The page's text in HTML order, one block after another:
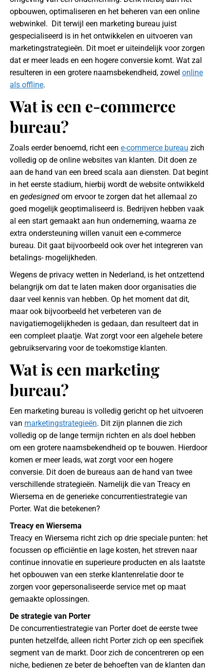
opbouwen, optimaliseren en het beheren van een online
webwinkel. Dit terwijl een marketing bureau juist
gespecialiseerd is in het ontwikkelen en uitvoeren van
marketingstrategieën. Dit moet er uiteindelijk voor zorgen
dat er meer leads en een hogere conversie komt. Wat zal
resulteren in een grotere naamsbekendheid, zowel online
als offline.
Wat is een e-commerce
bureau?
Zoals eerder benoemd, richt een e-commerce bureau zich
volledig op de online websites van klanten. Dit doen ze
aan de hand van een breed scala aan diensten. Dat begint
in het eerste stadium, hierbij wordt de website ontwikkeld
en gedesigned om ervoor te zorgen dat het allemaal zo
goed mogelijk geoptimaliseerd is. Bedrijven hebben vaak
al een start gemaakt aan hun onderneming, waarna ze
extra ondersteuning willen vanuit een e-commerce
bureau. Dit gaat bijvoorbeeld ook over het integreren van
betalings- mogelijkheden.
Wegens de privacy wetten in Nederland, is het ontzettend
belangrijk om dat te laten maken door organisaties die
daar veel kennis van hebben. Op het moment dat dit,
maar ook bijvoorbeeld het verbeteren van de
navigatiemogelijkheden is gedaan, dan resulteert dat in
een compleet plaatje. Wat zorgt voor een algehele betere
gebruikservaring voor de toekomstige klanten.
Wat is een marketing
bureau?
Een marketing bureau is volledig gericht op het uitvoeren
van marketingstrategieën. Dit zijn plannen die zich
volledig op de lange termijn richten en als doel hebben
om een grotere naamsbekendheid op te bouwen. Hierdoor
komen er meer leads, wat zorgt voor een hogere
conversie. Dit doen de bureaus aan de hand van twee
verschillende strategieën. Namelijk die van Treacy en
Wiersema en de generieke concurrentiestrategie van
Porter. Wat die betekenen?
Treacy en Wiersema
Treacy en Wiersema richt zich op drie speciale punten: het
focussen op efficiëntie en lage kosten, het streven naar
continue innovatie en superieure producten en als laatste
het opbouwen van een sterke klantenrelatie door te
zorgen voor gepersonaliseerde service met op maat
gemaakte oplossingen.
De strategie van Porter
De concurrentiestrategie van Porter doet de eerste twee
punten hetzelfde, alleen richt Porter zich op een specifiek
segment van de markt. Door zich de concentreren op een
niche, bedienen ze beter de behoeften van de klanten dan